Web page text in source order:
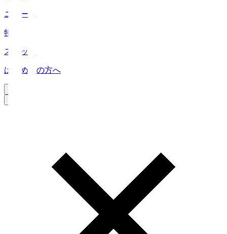
ニュース
特集
スタッツ
はじめての方へ